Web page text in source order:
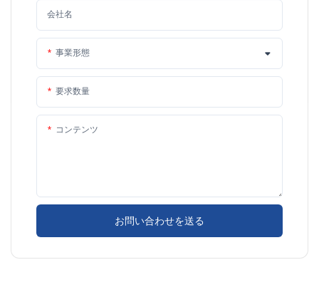
会社名
事業形態
要求数量
コンテンツ
お問い合わせを送る